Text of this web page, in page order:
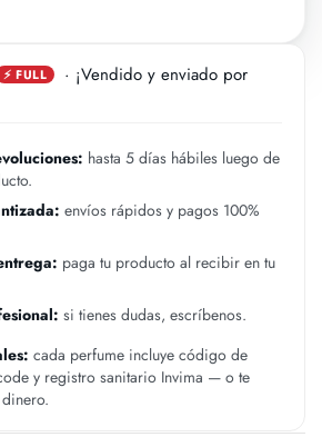
⚡ FULL
· ¡Vendido y enviado por
hasta 5 días hábiles luego de
envíos rápidos y pagos 100%
paga tu producto al recibir en tu
si tienes dudas, escríbenos.
cada perfume incluye código de
y registro sanitario Invima — o te